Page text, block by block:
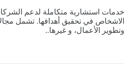
خدمات استشارية متكاملة لدعم
الاشخاص في تحقيق أهدافها. تشمل
وتطوير الأعمال، و غيرها..